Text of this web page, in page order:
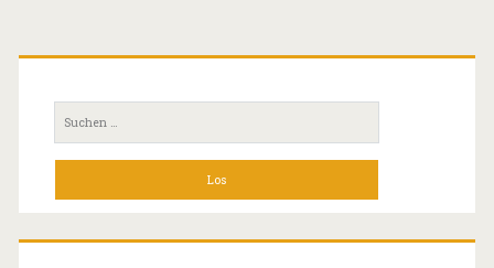
Primäre
Seitenleiste
Suchen
nach: